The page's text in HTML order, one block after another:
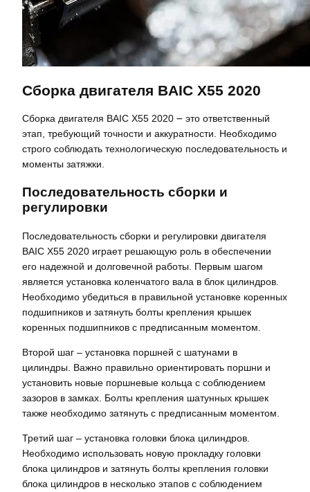
Сборка двигателя BAIC X55 2020
Сборка двигателя BAIC X55 2020 ౼ это ответственный
этап, требующий точности и аккуратности. Необходимо
строго соблюдать технологическую последовательность и
моменты затяжки.
Последовательность сборки и
регулировки
Последовательность сборки и регулировки двигателя
BAIC X55 2020 играет решающую роль в обеспечении
его надежной и долговечной работы. Первым шагом
является установка коленчатого вала в блок цилиндров.
Необходимо убедиться в правильной установке коренных
подшипников и затянуть болты крепления крышек
коренных подшипников с предписанным моментом.
Второй шаг – установка поршней с шатунами в
цилиндры. Важно правильно ориентировать поршни и
установить новые поршневые кольца с соблюдением
зазоров в замках. Болты крепления шатунных крышек
также необходимо затянуть с предписанным моментом.
Третий шаг – установка головки блока цилиндров.
Необходимо использовать новую прокладку головки
блока цилиндров и затянуть болты крепления головки
блока цилиндров в несколько этапов с соблюдением